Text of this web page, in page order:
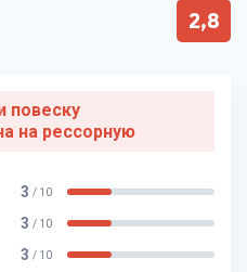
2,8
повеску
на рессорную
3 / 10
3 / 10
3 / 10